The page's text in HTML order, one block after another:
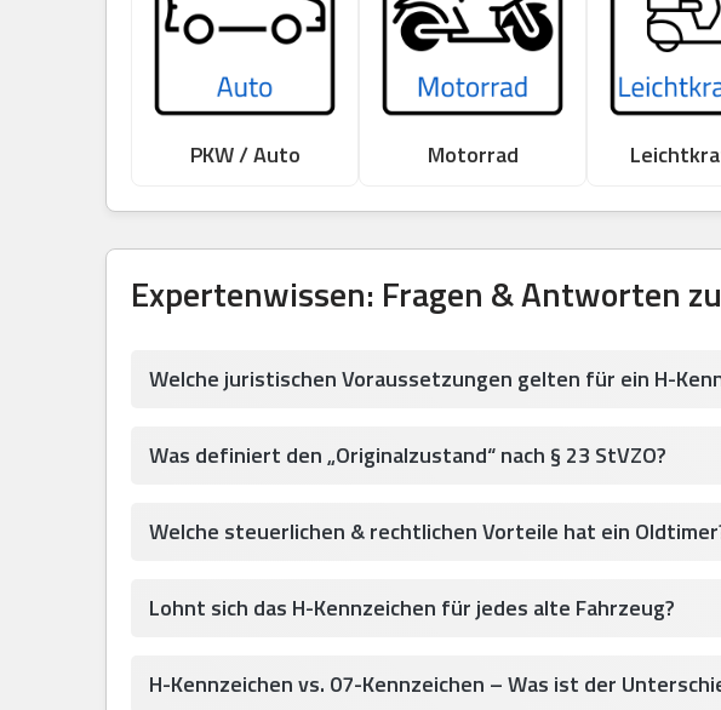
PKW / Auto Motorrad
Expertenwissen: Fragen & Antworten
Welche juristischen Voraussetzungen gelten für ein H-
Was definiert den „Originalzustand“ nach § 23 StVZO?
Welche steuerlichen & rechtlichen Vorteile hat ein
Lohnt sich das H-Kennzeichen für jedes alte Fahrzeug?
H-Kennzeichen vs. 07-Kennzeichen – Was ist der